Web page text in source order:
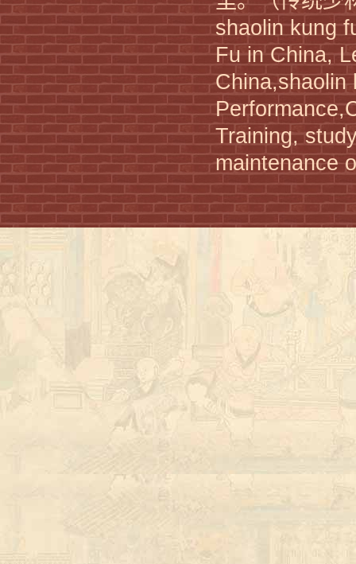
kung fu academy China
shaolin martial arts training
shaolin kung
Fu in China,
China,shaolin
Training,
maintenance